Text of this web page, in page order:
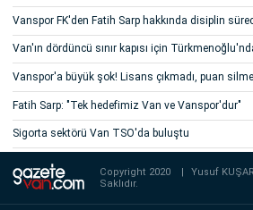
Vanspor FK'den Fatih Sarp hakkında disiplin
Van'ın dördüncü sınır kapısı için
Vanspor'a büyük şok! Lisans çıkmadı, puan
Fatih Sarp: "Tek hedefimiz Van ve Vanspor'dur"
Sigorta sektörü Van TSO'da buluştu
Copyright 2020 Yusuf
Saklıdır.